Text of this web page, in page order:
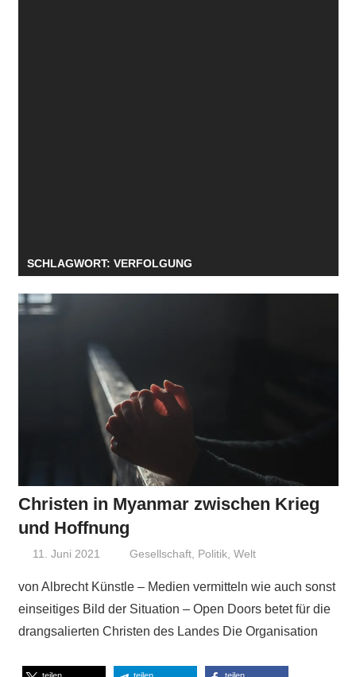
SCHLAGWORT: VERFOLGUNG
Christen in Myanmar zwischen Krieg
und Hoffnung
11. Juni 2021 Niki Vogt
Gesellschaft, Politik,Welt
von Albrecht Künstle – Medien vermitteln wie auch sonst
einseitiges Bild der Situation – Open Doors betet für die
drangsalierten Christen des Landes Die Organisation